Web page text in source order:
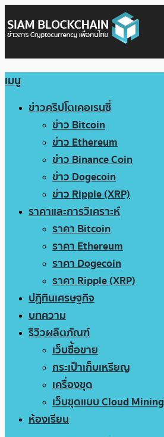
เมนู
ข่าวคริปโตเคอเรนซี่
ข่าว Bitcoin
ข่าว Ethereum
ข่าว Binance Coin
ข่าว Dogecoin
ข่าว Ripple (XRP)
ราคาและการวิเคราะห์
ราคา Bitcoin
ราคา Ethereum
ราคา Dogecoin
ราคา Ripple (XRP)
ปฏิทินเศรษฐกิจ
บทความ
รีวิวผลิตภัณฑ์
เว็บซื้อขาย
กระเป๋าเก็บเหรียญ
เครื่องขุด
เว็บขุดแบบ Cloud Mining
ห้องเรียน